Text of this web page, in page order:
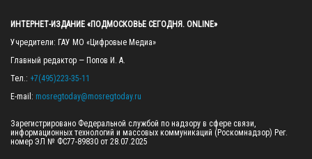
ИНТЕРНЕТ-ИЗДАНИЕ «ПОДМОСКОВЬЕ СЕГОДНЯ. ONLINE»
Учредители: ГАУ МО «Цифровые Медиа»
Главный редактор — Попов И. А.
Тел.: +7(495)223-35-11
E-mail: mosregtoday@mosregtoday.ru
Зарегистрировано Федеральной службой по надзору в сфере связи,
информационных технологий и массовых коммуникаций (Роскомнадзор) Рег.
номер ЭЛ № ФС77-89830 от 28.07.2025